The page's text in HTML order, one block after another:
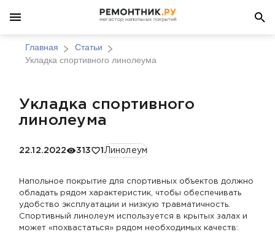
Главная
Статьи
Укладка спортивного линолеума
Укладка спортивного
линолеума
22.12.2022 313 1 Линолеум
Напольное покрытие для спортивных объектов должно
обладать рядом характеристик, чтобы обеспечивать
удобство эксплуатации и низкую травматичность.
Спортивный линолеум используется в крытых залах и
может «похвастаться» рядом необходимых качеств: